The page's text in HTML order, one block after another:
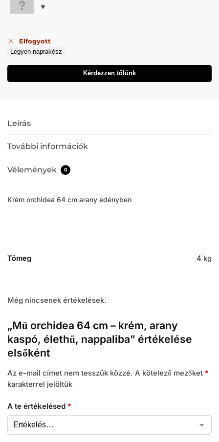
Elfogyott
Legyen naprakész
Kérdezzen tőlünk
Leírás
További információk
Vélemények 0
Krém orchidea 64 cm arany edényben
Tömeg 4 kg
Még nincsenek értékelések.
„Mű orchidea 64 cm – krém, arany
kaspó, élethű, nappaliba” értékelése
elsőként
Az e-mail címet nem tesszük közzé. A kötelező mezőket *
karakterrel jelöltük
A te értékelésed *